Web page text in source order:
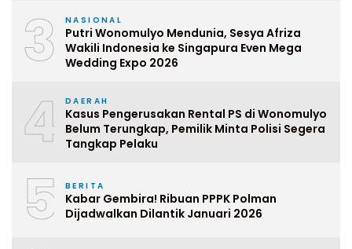
3 NASIONAL
Putri Wonomulyo Mendunia, Sesya Afriza
Wakili Indonesia ke Singapura Even Mega
Wedding Expo 2026
4 DAERAH
Kasus Pengerusakan Rental PS di Wonomulyo
Belum Terungkap, Pemilik Minta Polisi Segera
Tangkap Pelaku
5 BERITA
Kabar Gembira! Ribuan PPPK Polman
Dijadwalkan Dilantik Januari 2026